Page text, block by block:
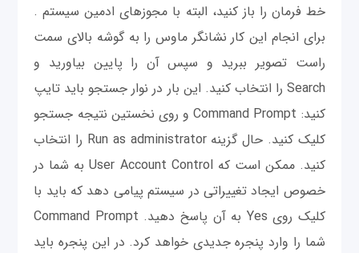
خط فرمان را باز کنید، البته با مجوزهای ادمین سیستم .
برای انجام این کار نشانگر ماوس را به گوشه بالای سمت
راست تصویر ببرید و سپس آن را پایین بیاورید و
Search را انتخاب کنید. این بار در نوار جستجو باید تایپ
کنید: Command Prompt و روی نخستین نتیجه جستجو
کلیک کنید. حال گزینه Run as administrator را انتخاب
کنید. ممکن است که User Account Control به شما در
خصوص ایجاد تغییراتی در سیستم پیامی دهد که باید با
کلیک روی Yes به آن پاسخ دهید. Command Prompt
شما را وارد پنجره جدیدی خواهد کرد. در این پنجره باید